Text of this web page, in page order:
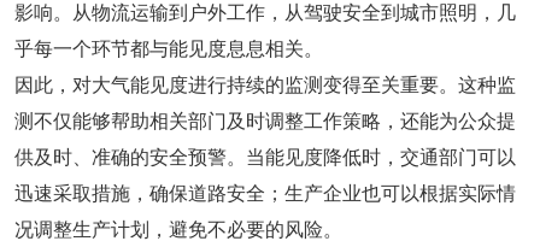
影响。从物流运输到户外工作，从驾驶安全到城市照明，几
乎每一个环节都与能见度息息相关。
因此，对大气能见度进行持续的监测变得至关重要。这种监
测不仅能够帮助相关部门及时调整工作策略，还能为公众提
供及时、准确的安全预警。当能见度降低时，交通部门可以
迅速采取措施，确保道路安全；生产企业也可以根据实际情
况调整生产计划，避免不必要的风险。